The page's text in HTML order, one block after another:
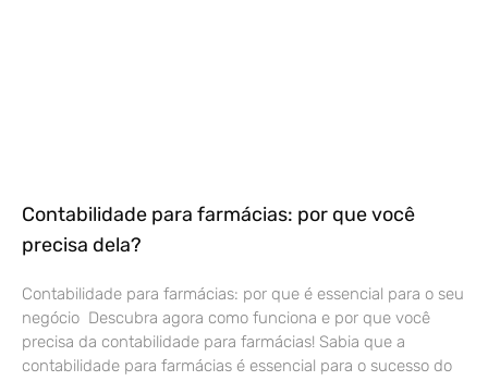
Contabilidade para farmácias: por que você
precisa dela?
Contabilidade para farmácias: por que é essencial para o seu
negócio Descubra agora como funciona e por que você
precisa da contabilidade para farmácias! Sabia que a
contabilidade para farmácias é essencial para o sucesso do